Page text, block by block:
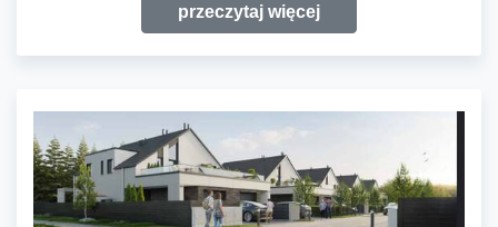
przeczytaj więcej